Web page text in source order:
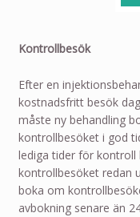
Kontrollbesök
Efter en
kostnadsfritt besök
måste ny behandling
kontrollbesöket i god
lediga tider för kontroll
kontrollbesöket redan
boka om
avbokning senare än